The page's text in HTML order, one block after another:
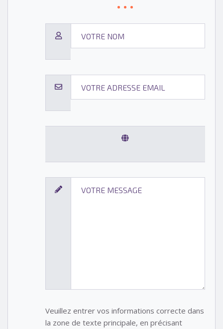
Veuillez entrer vos informations correcte dans
la zone de texte principale, en précisant